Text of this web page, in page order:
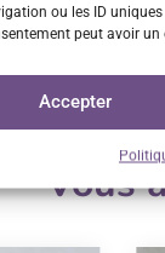
ou les ID
peut avoir
Accepter
Vous